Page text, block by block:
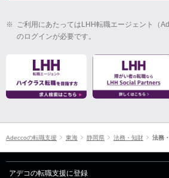
※ ご利用にあたってはLHH転職エージェント（
のログインが必要です。
Adeccoの転職支援 東海 静岡県 法務・知財 法務
アデコの転職支援に登録